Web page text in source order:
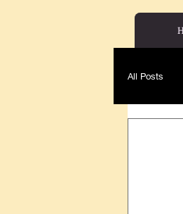
All Posts